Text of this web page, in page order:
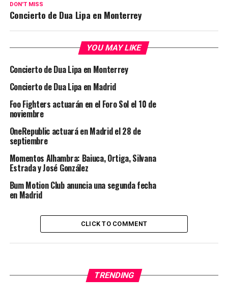
DON'T MISS
Concierto de Dua Lipa en Monterrey
YOU MAY LIKE
Concierto de Dua Lipa en Monterrey
Concierto de Dua Lipa en Madrid
Foo Fighters actuarán en el Foro Sol el 10 de
noviembre
OneRepublic actuará en Madrid el 28 de
septiembre
Momentos Alhambra: Baiuca, Ortiga, Silvana
Estrada y José González
Bum Motion Club anuncia una segunda fecha
en Madrid
CLICK TO COMMENT
TRENDING